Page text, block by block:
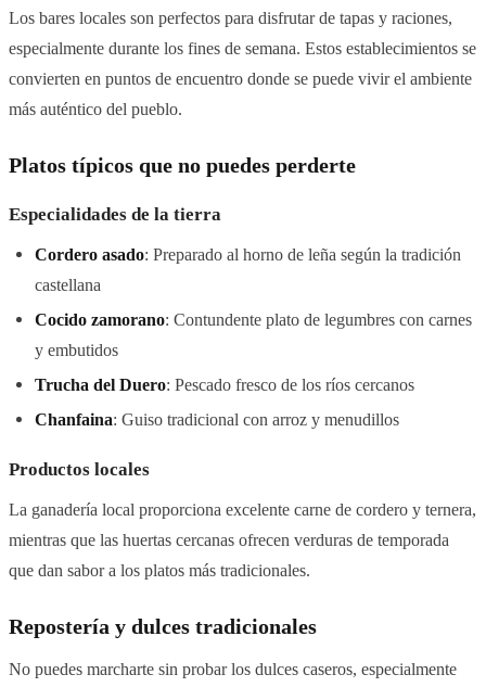
Los bares locales son perfectos para disfrutar de tapas y raciones,
especialmente durante los fines de semana. Estos establecimientos se
convierten en puntos de encuentro donde se puede vivir el ambiente
más auténtico del pueblo.
Platos típicos que no puedes perderte
Especialidades de la tierra
Cordero asado: Preparado al horno de leña según la tradición
castellana
Cocido zamorano: Contundente plato de legumbres con carnes
y embutidos
Trucha del Duero: Pescado fresco de los ríos cercanos
Chanfaina: Guiso tradicional con arroz y menudillos
Productos locales
La ganadería local proporciona excelente carne de cordero y ternera,
mientras que las huertas cercanas ofrecen verduras de temporada
que dan sabor a los platos más tradicionales.
Repostería y dulces tradicionales
No puedes marcharte sin probar los dulces caseros, especialmente